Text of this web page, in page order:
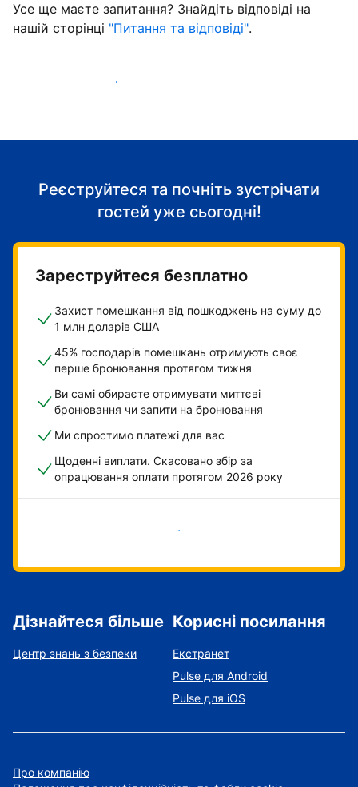
Усе ще маєте запитання? Знайдіть відповіді на
нашій сторінці "Питання та відповіді".
Розпочніть приймати гостей
Реєструйтеся та почніть зустрічати
гостей уже сьогодні!
Зареструйтеся безплатно
Захист помешкання від пошкоджень на суму до
1 млн доларів США
45% господарів помешкань отримують своє
перше бронювання протягом тижня
Ви самі обираєте отримувати миттєві
бронювання чи запити на бронювання
Ми спростимо платежі для вас
Щоденні виплати. Скасовано збір за
опрацювання оплати протягом 2026 року
Розпочати зараз
Дізнайтеся більше
Центр знань з безпеки
Корисні посилання
Екстранет
Pulse для Android
Pulse для iOS
Про компанію